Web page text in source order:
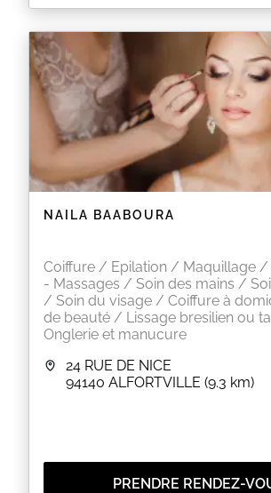
NAILA BAABOURA
Coiffure / Epilation / Maquillage /
- Massages / Soin des mains /
/ Soin du visage / Coiffure à
de beauté / Lissage bresilien ou
Onglerie et manucure
24 RUE DE NICE
94140 ALFORTVILLE (9.3 km)
PRENDRE RENDEZ-